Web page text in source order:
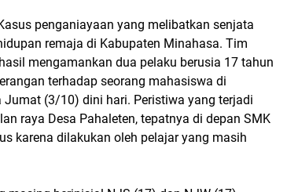
penganiayaan yang melibatkan senjata
remaja di Kabupaten Minahasa. Tim
mengamankan dua pelaku berusia 17 tahun
terhadap seorang mahasiswa di
Jumat (3/10) dini hari. Peristiwa yang terjadi
raya Desa Pahaleten, tepatnya di depan SMK
karena dilakukan oleh pelajar yang masih